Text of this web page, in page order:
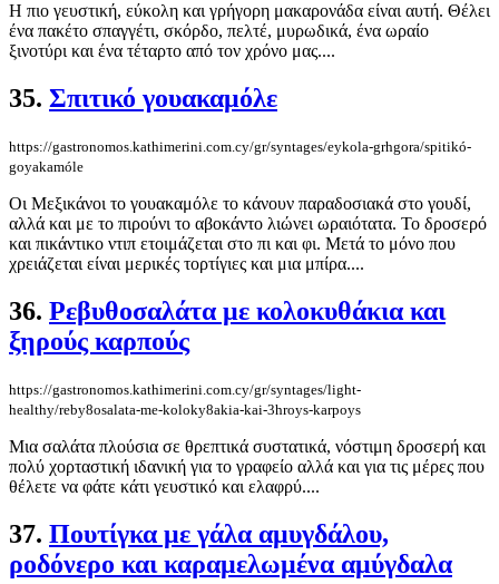
Η πιο γευστική, εύκολη και γρήγορη μακαρονάδα είναι αυτή. Θέλει
ένα πακέτο σπαγγέτι, σκόρδο, πελτέ, μυρωδικά, ένα ωραίο
ξινοτύρι και ένα τέταρτο από τον χρόνο μας....
35. Σπιτικό γουακαμόλε
https://gastronomos.kathimerini.com.cy/gr/syntages/eykola-grhgora/spitikó-
goyakamóle
Οι Μεξικάνοι το γουακαμόλε το κάνουν παραδοσιακά στο γουδί,
αλλά και με το πιρούνι το αβοκάντο λιώνει ωραιότατα. Το δροσερό
και πικάντικο ντιπ ετοιμάζεται στο πι και φι. Μετά το μόνο που
χρειάζεται είναι μερικές τορτίγιες και μια μπίρα....
36. Ρεβυθοσαλάτα με κολοκυθάκια και
ξηρούς καρπούς
https://gastronomos.kathimerini.com.cy/gr/syntages/light-
healthy/reby8osalata-me-koloky8akia-kai-3hroys-karpoys
Μια σαλάτα πλούσια σε θρεπτικά συστατικά, νόστιμη δροσερή και
πολύ χορταστική ιδανική για το γραφείο αλλά και για τις μέρες που
θέλετε να φάτε κάτι γευστικό και ελαφρύ....
37. Πουτίγκα με γάλα αμυγδάλου,
ροδόνερο και καραμελωμένα αμύγδαλα